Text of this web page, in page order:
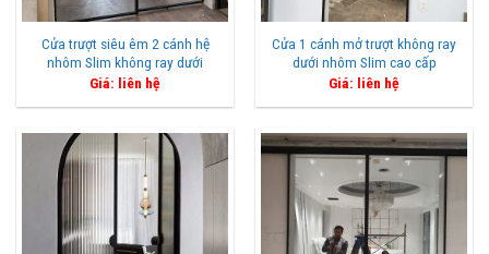
Cửa trượt siêu êm 2 cánh hệ
nhôm Slim không ray dưới
Giá: liên hệ
Cửa 1 cánh mở trượt không ray
dưới nhôm Slim cao cấp
Giá: liên hệ